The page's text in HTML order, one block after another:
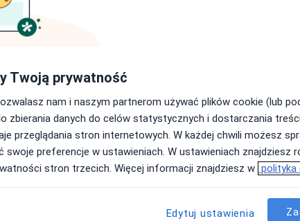
zł
Dziś
6 Sie
Jutro
7 Sie
Sob,
8 Sie
Ndz,
9 Sie
Twoją prywatność
nam i naszym partnerom używać plików cookie (lub
zbierania danych do celów statystycznych i dostarczania
przeglądania stron internetowych. W każdej chwili możesz
swoje preferencje w ustawieniach. W ustawieniach znajdziesz
stron trzecich. Więcej informacji znajdziesz w polityka
Edytuj ustawienia